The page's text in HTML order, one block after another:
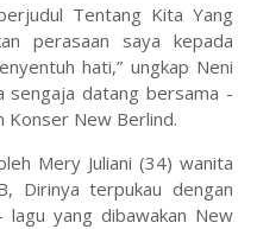
Tentang Kita Yang
perasaan saya kepada
hati,” ungkap Neni
sengaja datang bersama -
Konser New Berlind.
Mery Juliani (34) wanita
Dirinya terpukau dengan
lagu yang dibawakan New